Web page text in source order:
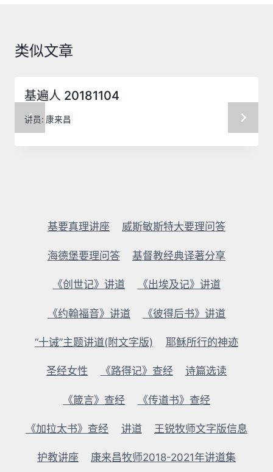
类似文章
基遍人 20181104
讲员: 康来昌
基要真理讲座 威斯敏斯特大要理问答
海德堡要理问答 基督教经典译著分享
《创世记》讲道 《出埃及记》讲道
《约翰福音》讲道 《彼得后书》讲道
“十诫”主题讲道(附文字版) 耶稣所行的神迹
圣经女性 《路得记》查经 诗篇选读
《箴言》查经 《传道书》查经
《加拉太书》查经 讲道 王锐牧师文字版信息
护教讲座 康来昌牧师2018-2021年讲道集